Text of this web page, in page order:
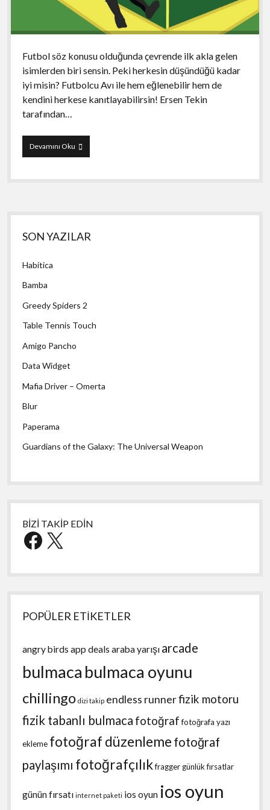
Futbol söz konusu olduğunda çevrende ilk akla gelen
isimlerden biri sensin. Peki herkesin düşündüğü kadar
iyi misin? Futbolcu Avı ile hem eğlenebilir hem de
kendini herkese kanıtlayabilirsin! Ersen Tekin
tarafından…
Devamını OkuFutbolcu
Avı
Yan
Menü
SON YAZILAR
Habitica
Bamba
Greedy Spiders 2
Table Tennis Touch
Amigo Pancho
Data Widget
Mafia Driver – Omerta
Blur
Paperama
Guardians of the Galaxy: The Universal Weapon
BİZİ TAKİP EDİN
Facebook
X
POPÜLER ETİKETLER
angry birds app deals araba yarışı arcade
bulmaca bulmaca oyunu
chillingo dizi takip endless runnerfizik motoru
fizik tabanlı bulmaca fotoğraf fotoğrafa yazı
ekleme fotoğraf düzenleme fotoğraf
paylaşımı fotoğrafçılıkfraggergünlük fırsatlar
günün fırsatı internet paketi ios oyun ios oyun